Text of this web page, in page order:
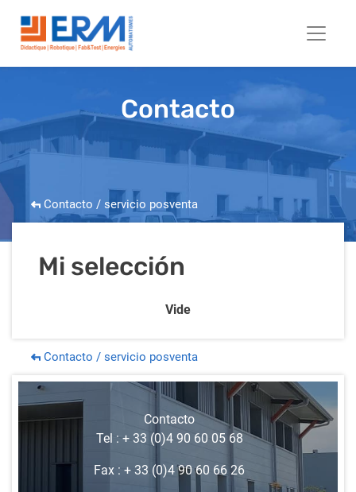
Contacto
Contacto / servicio posventa
Mi selección
Vide
Contacto / servicio posventa
Contacto
Tel : + 33 (0)4 90 60 05 68
Fax : + 33 (0)4 90 60 66 26